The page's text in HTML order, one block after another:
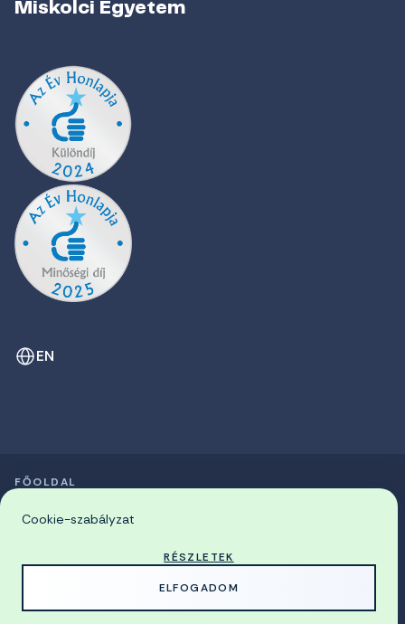
Miskolci Egyetem
EN
© 2026 Miskolci Egyetem
FŐOLDAL
Cookie-szabályzat
RÉSZLETEK
ELFOGADOM